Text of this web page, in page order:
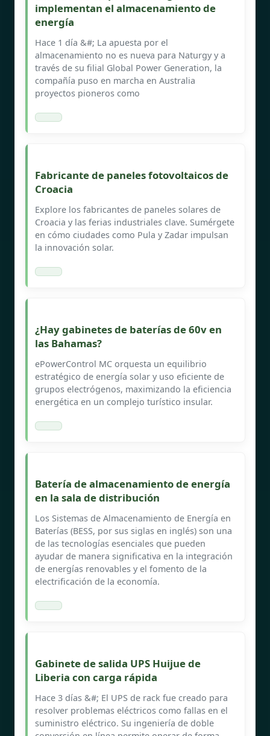
implementan el almacenamiento de
energía
Hace 1 día &#; La apuesta por el
almacenamiento no es nueva para Naturgy y a
través de su filial Global Power Generation, la
compañía puso en marcha en Australia
proyectos pioneros como
Fabricante de paneles fotovoltaicos de
Croacia
Explore los fabricantes de paneles solares de
Croacia y las ferias industriales clave. Sumérgete
en cómo ciudades como Pula y Zadar impulsan
la innovación solar.
¿Hay gabinetes de baterías de 60v en
las Bahamas?
ePowerControl MC orquesta un equilibrio
estratégico de energía solar y uso eficiente de
grupos electrógenos, maximizando la eficiencia
energética en un complejo turístico insular.
Batería de almacenamiento de energía
en la sala de distribución
Los Sistemas de Almacenamiento de Energía en
Baterías (BESS, por sus siglas en inglés) son una
de las tecnologías esenciales que pueden
ayudar de manera significativa en la integración
de energías renovables y el fomento de la
electrificación de la economía.
Gabinete de salida UPS Huijue de
Liberia con carga rápida
Hace 3 días &#; El UPS de rack fue creado para
resolver problemas eléctricos como fallas en el
suministro eléctrico. Su ingeniería de doble